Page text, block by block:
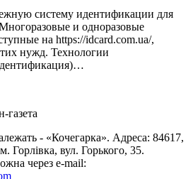
систему идентификации для
и одноразовые
на https://idcard.com.ua/,
нужд. Технологии
газета
- «Кочегарка». Адреса: 84617,
Горлівка, вул. Горького, 35.
через e-mail: